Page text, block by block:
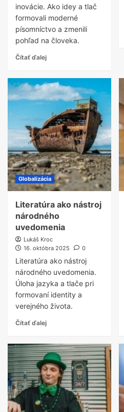
inovácie. Ako idey a tlač
formovali moderné
písomníctvo a zmenili
pohľad na človeka.
Čítať ďalej
Globalizácia
Literatúra ako nástroj
národného
uvedomenia
Lukáš Kroc
16. októbra 2025
0
Literatúra ako nástroj
národného uvedomenia.
Úloha jazyka a tlače pri
formovaní identity a
verejného života.
Čítať ďalej